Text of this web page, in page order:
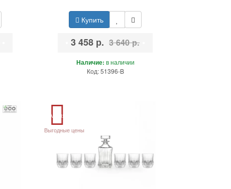
Купить
3 458 р. 3 640 р.
Наличие: в наличии
Код: 51396-B
Акция
Выгодные цены